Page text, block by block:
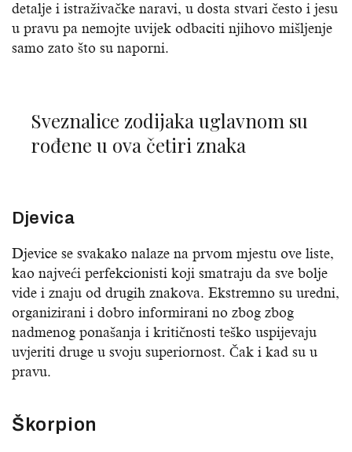
detalje i istraživačke naravi, u dosta stvari često i jesu
u pravu pa nemojte uvijek odbaciti njihovo mišljenje
samo zato što su naporni.
Sveznalice zodijaka uglavnom su
rođene u ova četiri znaka
Djevica
Djevice se svakako nalaze na prvom mjestu ove liste,
kao najveći perfekcionisti koji smatraju da sve bolje
vide i znaju od drugih znakova. Ekstremno su uredni,
organizirani i dobro informirani no zbog zbog
nadmenog ponašanja i kritičnosti teško uspijevaju
uvjeriti druge u svoju superiornost. Čak i kad su u
pravu.
Škorpion